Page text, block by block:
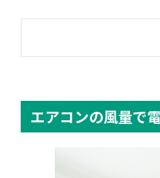
風量自体の電気代
電気代を左右する
風量「弱」は節約
エアコンの風量で